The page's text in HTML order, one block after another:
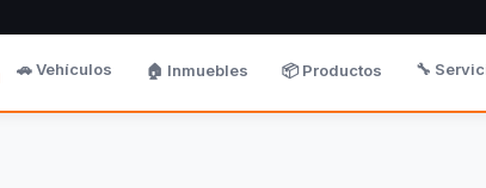
🚗 Vehículos 🏠 Inmuebles 📦 Productos 🔧